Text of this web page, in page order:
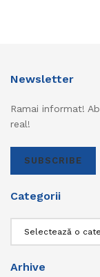
Newsletter
Ramai informat!
real!
SUBSCRIBE
Categorii
Arhive